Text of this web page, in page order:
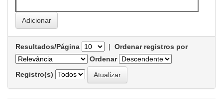
Resultados/Página | Ordenar registros por
Ordenar
Registro(s)